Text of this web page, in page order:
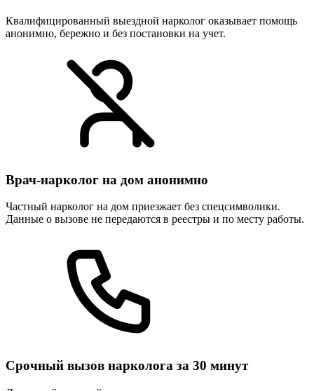
Квалифицированный выездной нарколог оказывает помощь
анонимно, бережно и без постановки на учет.
Врач-нарколог на дом анонимно
Частный нарколог на дом приезжает без спецсимволики.
Данные о вызове не передаются в реестры и по месту работы.
Срочный вызов нарколога за 30 минут